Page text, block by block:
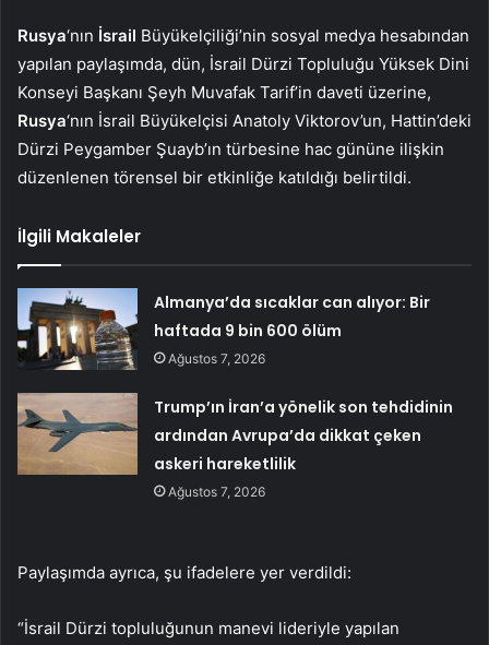
Rusya‘nın İsrail Büyükelçiliği’nin sosyal medya hesabından
yapılan paylaşımda, dün, İsrail Dürzi Topluluğu Yüksek Dini
Konseyi Başkanı Şeyh Muvafak Tarif’in daveti üzerine,
Rusya‘nın İsrail Büyükelçisi Anatoly Viktorov’un, Hattin’deki
Dürzi Peygamber Şuayb’ın türbesine hac gününe ilişkin
düzenlenen törensel bir etkinliğe katıldığı belirtildi.
İlgili Makaleler
Almanya’da sıcaklar can alıyor: Bir
haftada 9 bin 600 ölüm
Ağustos 7, 2026
Trump’ın İran’a yönelik son tehdidinin
ardından Avrupa’da dikkat çeken
askeri hareketlilik
Ağustos 7, 2026
Paylaşımda ayrıca, şu ifadelere yer verdildi:
“İsrail Dürzi topluluğunun manevi lideriyle yapılan